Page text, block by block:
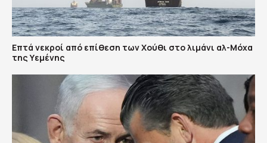
Επτά νεκροί από επίθεση των Χούθι στο λιμάνι αλ-Μόχα
της Υεμένης